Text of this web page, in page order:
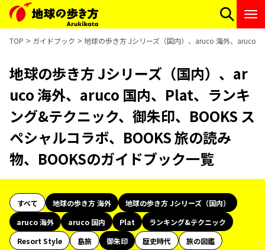
TOP ガイドブック 地球の歩き方 Jシリーズ（国内）、aruco 海外、aruco
地球の歩き方 Jシリーズ（国内）、ar
uco 海外、aruco 国内、Plat、ランキ
ング&テクニック、御朱印、BOOKS ス
ペシャルコラボ、BOOKS 旅の読み
物、BOOKSのガイドブック一覧
すべて 地球の歩き方 海外
地球の歩き方 Jシリーズ（国内）
aruco 海外
aruco 国内 Plat
ランキング&テクニック
Resort Style
島旅 御朱印 歴史時代
旅の図鑑